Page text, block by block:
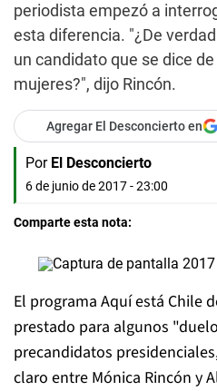
periodista empezó a
esta diferencia. "¿De
un candidato que se dice
mujeres?", dijo Rincón.
Agregar El Desconcierto en
Por El Desconcierto
6 de junio de 2017 - 23:00
Comparte esta nota:
El programa Aquí está Chile
prestado para algunos
precandidatos
claro entre Mónica Rincón y